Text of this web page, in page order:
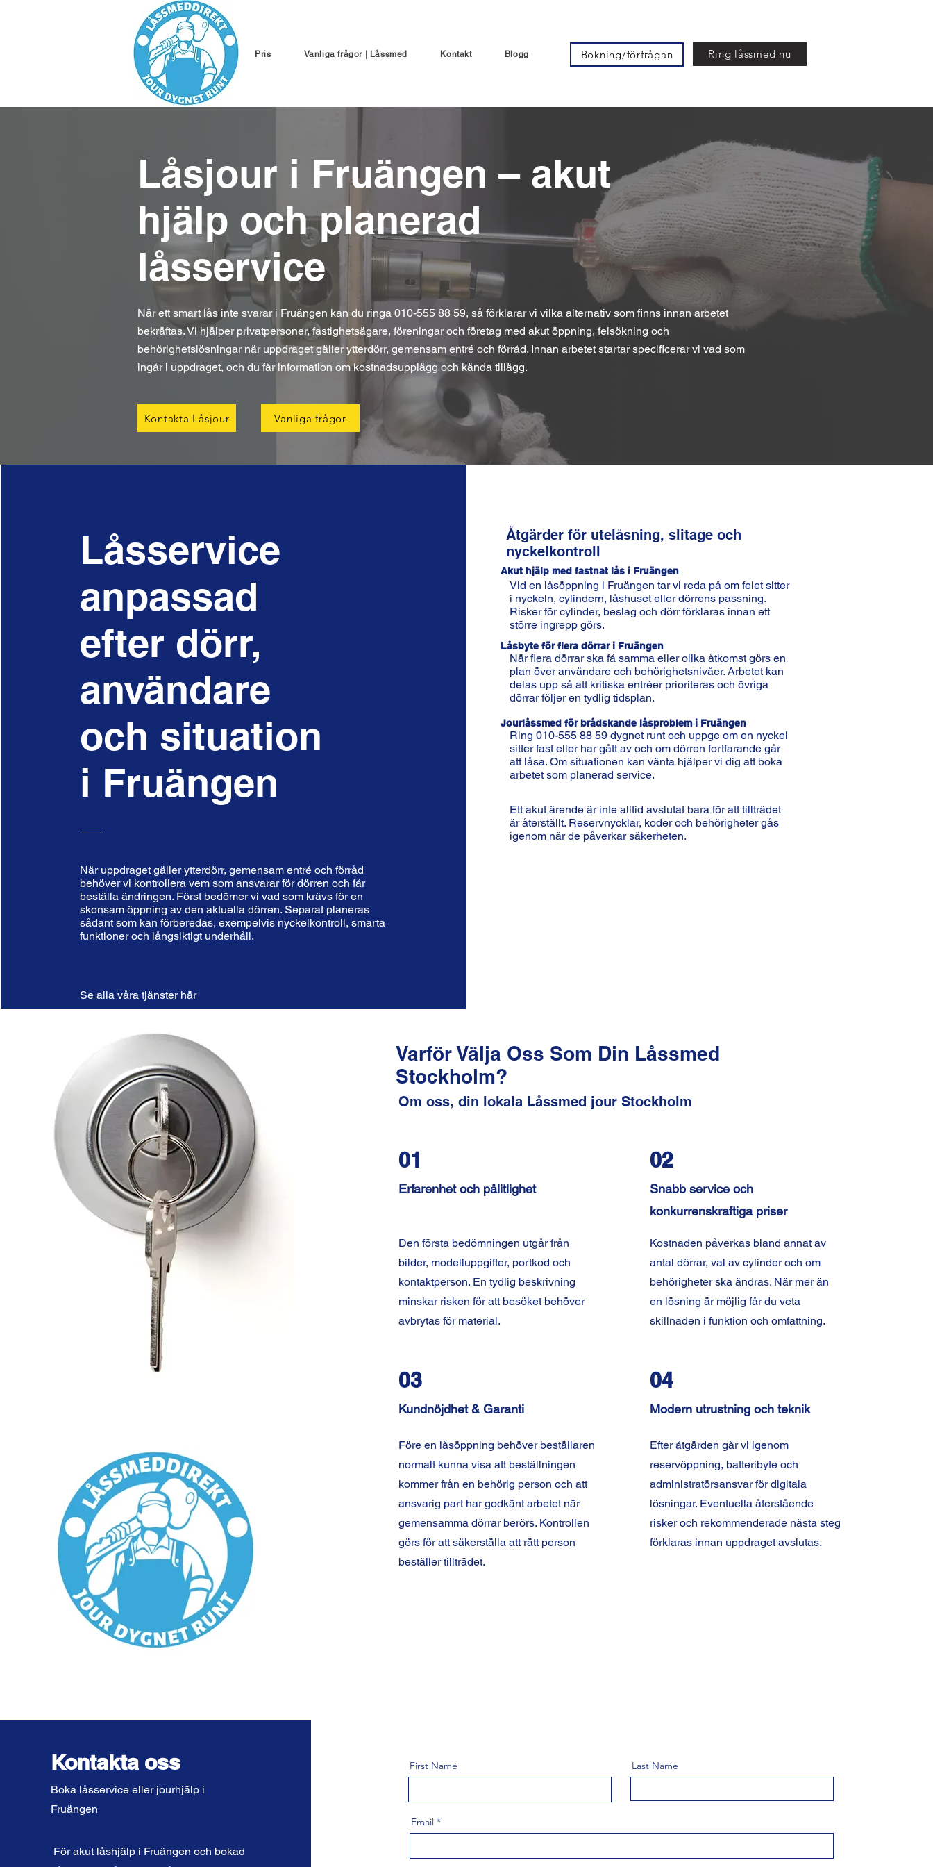
Pris Vanliga frågor | Låssmed Kontakt Blogg Bokning/förfrågan Ring låssmed nu
Låsjour i Fruängen – akut
hjälp och planerad
låsservice
När ett smart lås inte svarar i Fruängen kan du ringa 010-555 88 59, så förklarar vi vilka alternativ som finns innan arbetet
bekräftas. Vi hjälper privatpersoner, fastighetsägare, föreningar och företag med akut öppning, felsökning och
behörighetslösningar när uppdraget gäller ytterdörr, gemensam entré och förråd. Innan arbetet startar specificerar vi vad som
ingår i uppdraget, och du får information om kostnadsupplägg och kända tillägg.
Kontakta Låsjour Vanliga frågor
Låsservice
anpassad
efter dörr,
användare
och situation
i Fruängen
När uppdraget gäller ytterdörr, gemensam entré och förråd
behöver vi kontrollera vem som ansvarar för dörren och får
beställa ändringen. Först bedömer vi vad som krävs för en
skonsam öppning av den aktuella dörren. Separat planeras
sådant som kan förberedas, exempelvis nyckelkontroll, smarta
funktioner och långsiktigt underhåll.
Se alla våra tjänster här
Åtgärder för utelåsning, slitage och
nyckelkontroll
Akut hjälp med fastnat lås i Fruängen
Vid en låsöppning i Fruängen tar vi reda på om felet sitter
i nyckeln, cylindern, låshuset eller dörrens passning.
Risker för cylinder, beslag och dörr förklaras innan ett
större ingrepp görs.
Låsbyte för flera dörrar i Fruängen
När flera dörrar ska få samma eller olika åtkomst görs en
plan över användare och behörighetsnivåer. Arbetet kan
delas upp så att kritiska entréer prioriteras och övriga
dörrar följer en tydlig tidsplan.
Jourlåssmed för brådskande låsproblem i Fruängen
Ring 010-555 88 59 dygnet runt och uppge om en nyckel
sitter fast eller har gått av och om dörren fortfarande går
att låsa. Om situationen kan vänta hjälper vi dig att boka
arbetet som planerad service.
Ett akut ärende är inte alltid avslutat bara för att tillträdet
är återställt. Reservnycklar, koder och behörigheter gås
igenom när de påverkar säkerheten.
Varför Välja Oss Som Din Låssmed
Stockholm?
Om oss, din lokala Låssmed jour Stockholm
01
Erfarenhet och pålitlighet
Den första bedömningen utgår från
bilder, modelluppgifter, portkod och
kontaktperson. En tydlig beskrivning
minskar risken för att besöket behöver
avbrytas för material.
03
Kundnöjdhet & Garanti
Före en låsöppning behöver beställaren
normalt kunna visa att beställningen
kommer från en behörig person och att
ansvarig part har godkänt arbetet när
gemensamma dörrar berörs. Kontrollen
görs för att säkerställa att rätt person
beställer tillträdet.
02
Snabb service och
konkurrenskraftiga priser
Kostnaden påverkas bland annat av
antal dörrar, val av cylinder och om
behörigheter ska ändras. När mer än
en lösning är möjlig får du veta
skillnaden i funktion och omfattning.
04
Modern utrustning och teknik
Efter åtgärden går vi igenom
reservöppning, batteribyte och
administratörsansvar för digitala
lösningar. Eventuella återstående
risker och rekommenderade nästa steg
förklaras innan uppdraget avslutas.
Kontakta oss
Boka låsservice eller jourhjälp i
Fruängen
För akut låshjälp i Fruängen och bokad
First Name Last Name
Email